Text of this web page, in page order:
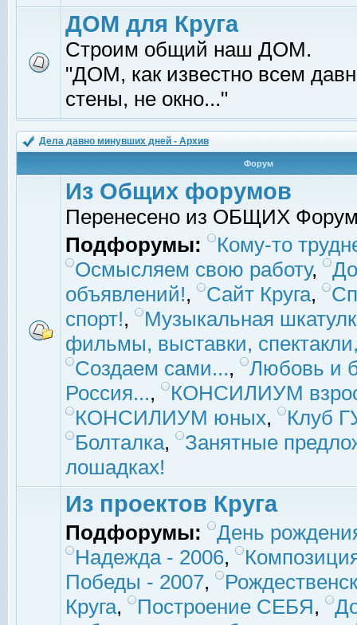
ДОМ для Круга
Строим общий наш ДОМ.
"ДОМ, как известно всем
стены, не окно..."
Дела давно минувших дней - Архив
Форум
Из Общих форумов
Перенесено из ОБЩИХ
Подфорумы:
Кому-то
Осмысляем свою работу,
объявлений!, Сайт Круга,
спорт!,
Музыкальная
фильмы, выставки,
Создаем сами...,
Любовь и
Россия...,
КОНСИЛИУМ
КОНСИЛИУМ юных,
Клуб
Болталка,
Занятные
лошадках!
Из проектов Круга
Подфорумы:
День
Надежда - 2006,
Победы - 2007,
Круга, Построение СЕБЯ,